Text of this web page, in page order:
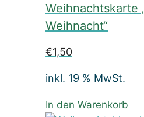
Weihnachtskarte
Weihnacht“
€1,50
inkl. 19 % MwSt.
In den Warenkorb